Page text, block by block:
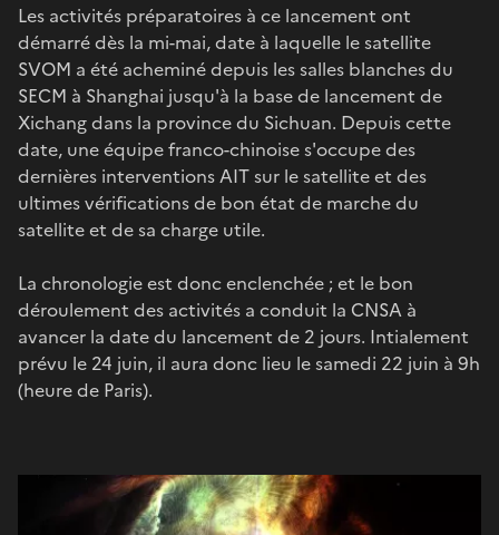
Les activités préparatoires à ce lancement ont
démarré dès la mi-mai, date à laquelle le satellite
SVOM a été acheminé depuis les salles blanches du
SECM à Shanghai jusqu'à la base de lancement de
Xichang dans la province du Sichuan. Depuis cette
date, une équipe franco-chinoise s'occupe des
dernières interventions AIT sur le satellite et des
ultimes vérifications de bon état de marche du
satellite et de sa charge utile.
La chronologie est donc enclenchée ; et le bon
déroulement des activités a conduit la CNSA à
avancer la date du lancement de 2 jours. Intialement
prévu le 24 juin, il aura donc lieu le samedi 22 juin à 9h
(heure de Paris).